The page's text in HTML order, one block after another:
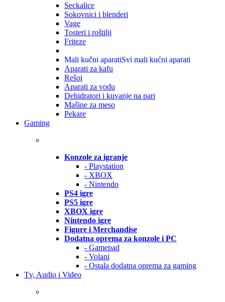
Seckalice
Sokovnici i blenderi
Vage
Tosteri i roštilji
Friteze
Mali kučni aparatiSvi mali kućni aparati
Aparati za kafu
Rešoi
Aparati za vodu
Dehidratori i kuvanje na pari
Mašine za meso
Pekare
Gaming
Konzole za igranje
- Playstation
- XBOX
- Nintendo
PS4 igre
PS5 igre
XBOX igre
Nintendo igre
Figure i Merchandise
Dodatna oprema za konzole i PC
- Gamepad
- Volani
- Ostala dodatna oprema za gaming
Tv, Audio i Video